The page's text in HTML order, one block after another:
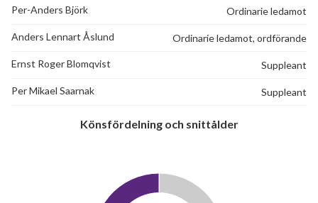
Per-Anders Björk Ordinarie ledamot
Anders Lennart Åslund Ordinarie ledamot, ordförande
Ernst Roger Blomqvist Suppleant
Per Mikael Saarnak Suppleant
Könsfördelning och snittålder